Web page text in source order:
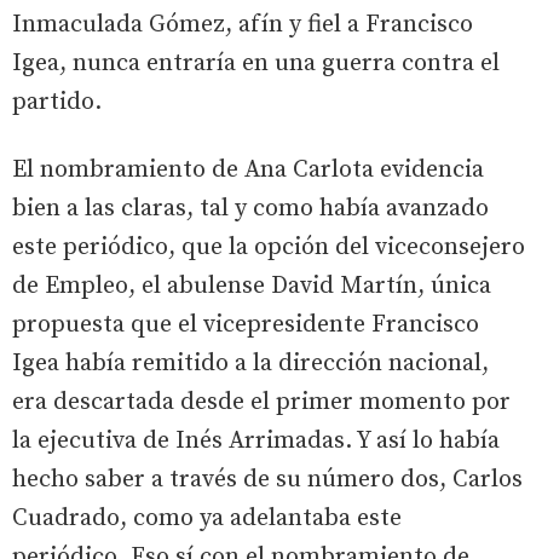
Inmaculada Gómez, afín y fiel a Francisco
Igea, nunca entraría en una guerra contra el
partido.
El nombramiento de Ana Carlota evidencia
bien a las claras, tal y como había avanzado
este periódico, que la opción del viceconsejero
de Empleo, el abulense David Martín, única
propuesta que el vicepresidente Francisco
Igea había remitido a la dirección nacional,
era descartada desde el primer momento por
la ejecutiva de Inés Arrimadas. Y así lo había
hecho saber a través de su número dos, Carlos
Cuadrado, como ya adelantaba este